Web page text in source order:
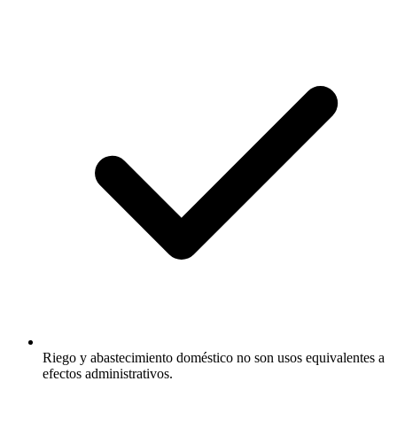
Riego y abastecimiento doméstico no son usos equivalentes a
efectos administrativos.